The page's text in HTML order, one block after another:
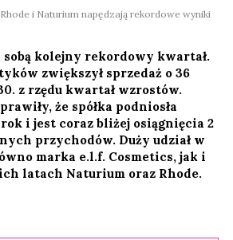
i Naturium napędzają rekordowe wyniki
sobą kolejny rekordowy kwartał.
zwiększył sprzedaż o 36
z rzędu kwartał wzrostów.
że spółka podniosła
i jest coraz bliżej osiągnięcia 2
przychodów. Duży udział w
marka e.l.f. Cosmetics, jak i
latach Naturium oraz Rhode.